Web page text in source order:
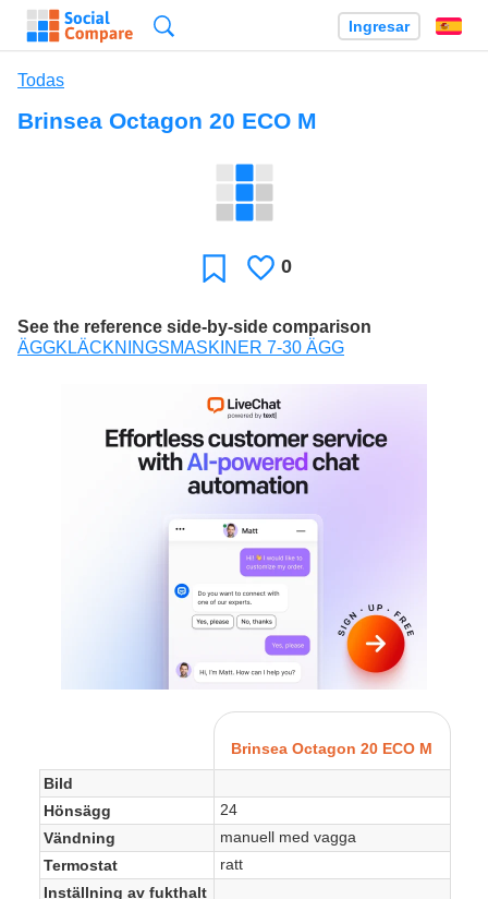
Ingresar
Todas
Brinsea Octagon 20 ECO M
Favoritos
Le
0
See the reference side-by-side comparison
ÄGGKLÄCKNINGSMASKINER 7-30 ÄGG
Brinsea Octagon 20 ECO M
Bild
Hönsägg
24
Vändning
manuell med vagga
Termostat
ratt
Inställning av fukthalt